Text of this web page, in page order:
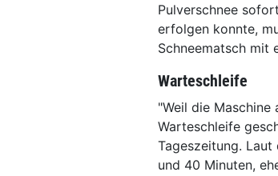
Pulverschnee
erfolgen konnte,
Schneematsch mit
Warteschleife
"Weil die
Warteschleife
Tageszeitung.
und 40 Minuten,